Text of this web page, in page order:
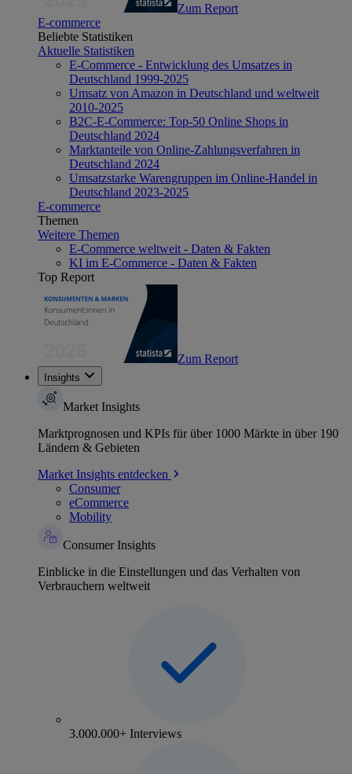
Zum Report
E-commerce
Beliebte Statistiken
Aktuelle Statistiken
E-Commerce - Entwicklung des Umsatzes in
Deutschland 1999-2025
Umsatz von Amazon in Deutschland und weltweit
2010-2025
B2C-E-Commerce: Top-50 Online Shops in
Deutschland 2024
Marktanteile von Online-Zahlungsverfahren in
Deutschland 2024
Umsatzstarke Warengruppen im Online-Handel in
Deutschland 2023-2025
E-commerce
Themen
Weitere Themen
E-Commerce weltweit - Daten & Fakten
KI im E-Commerce - Daten & Fakten
Top Report
Zum Report
Insights
Market Insights
Marktprognosen und KPIs für über 1000 Märkte in über 190
Ländern & Gebieten
Market Insights entdecken
Consumer
eCommerce
Mobility
Consumer Insights
Einblicke in die Einstellungen und das Verhalten von
Verbrauchern weltweit
3.000.000+ Interviews